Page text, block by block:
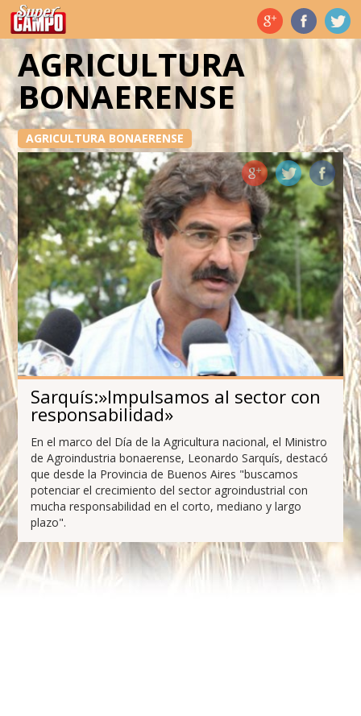
Temas de hoy
AGRICULTURA
BONAERENSE
AGRICULTURA BONAERENSE
Sarquís:»Impulsamos al sector con
responsabilidad»
En el marco del Día de la Agricultura nacional, el Ministro
de Agroindustria bonaerense, Leonardo Sarquís, destacó
que desde la Provincia de Buenos Aires "buscamos
potenciar el crecimiento del sector agroindustrial con
mucha responsabilidad en el corto, mediano y largo
plazo".